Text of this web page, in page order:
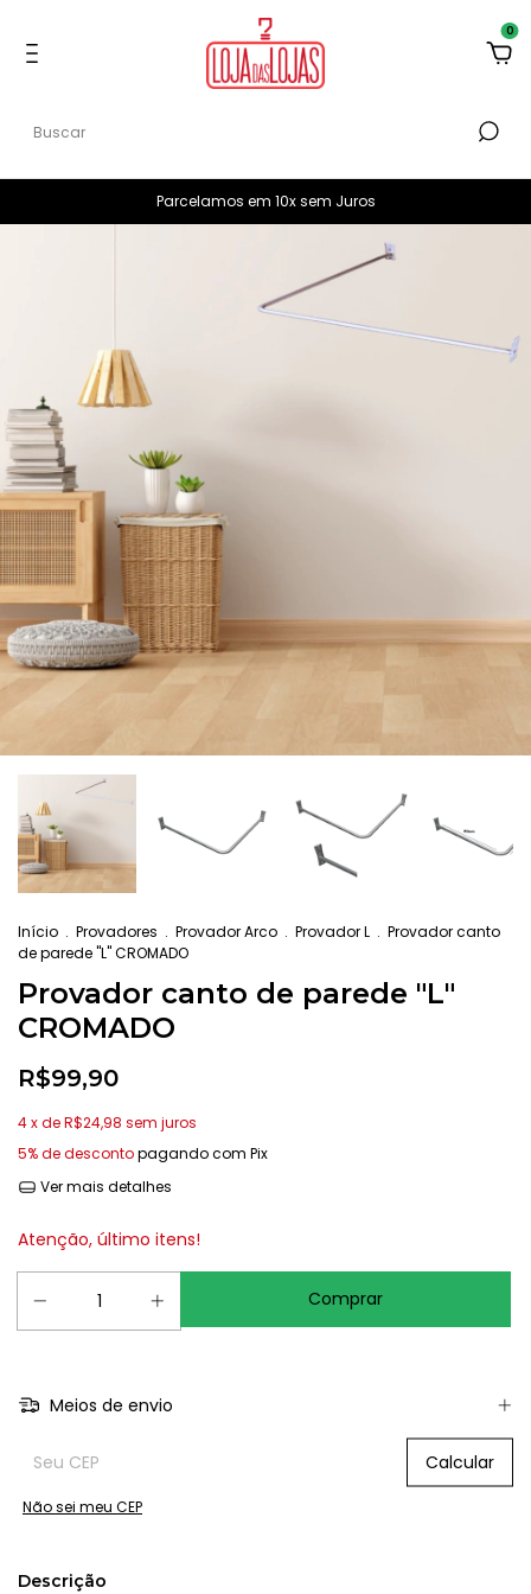
0
Parcelamos em 10x sem Juros
Início . Provadores . Provador Arco . Provador L . Provador canto
de parede "L" CROMADO
Provador canto de parede "L"
CROMADO
R$99,90
4x deR$24,98 sem juros
5% de descontopagando com Pix
Ver mais detalhes
Atenção, último itens!
Meios de envio
Calcular
Não sei meu CEP
Descrição